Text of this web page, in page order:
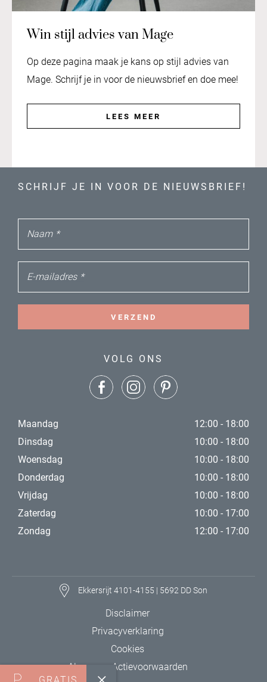
Win stijl advies van Mage
Op deze pagina maak je kans op stijl advies van
Mage. Schrijf je in voor de nieuwsbrief en doe mee!
LEES MEER
SCHRIJF JE IN VOOR DE NIEUWSBRIEF!
Naam *
E-mailadres *
VERZEND
VOLG ONS
Maandag
12:00 - 18:00
Dinsdag
10:00 - 18:00
Woensdag
10:00 - 18:00
Donderdag
10:00 - 18:00
Vrijdag
10:00 - 18:00
Zaterdag
10:00 - 17:00
Zondag
12:00 - 17:00
Disclaimer
Privacyverklaring
Cookies
Algemene Actievoorwaarden
Ekkersrijt 4101-4155 | 5692 DD Son
GRATIS